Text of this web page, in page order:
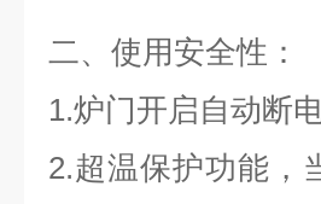
二、使用安全性：
1.炉门开启自动断
2.超温保护功能，